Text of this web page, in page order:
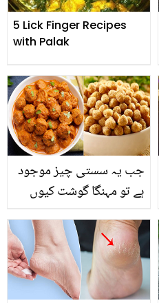
5 Lick Finger Recipes
with Palak
جب یہ سستی چیز موجود
ہے تو مہنگا گوشت کیوں
کا گوشت ہے ! جانئیے اس
کے بارے میں اہم معلومات